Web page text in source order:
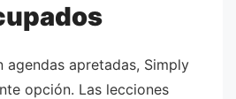
agendas apretadas, Simply
opción. Las lecciones